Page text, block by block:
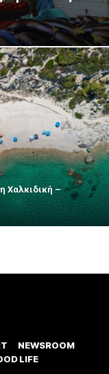
Χαλκιδική –
NEWSROOM
LIFE